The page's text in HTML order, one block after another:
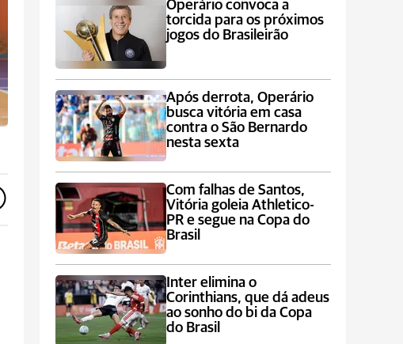
Operário convoca a
torcida para os próximos
jogos do Brasileirão
Após derrota, Operário
busca vitória em casa
contra o São Bernardo
nesta sexta
Com falhas de Santos,
Vitória goleia Athletico-
PR e segue na Copa do
Brasil
Inter elimina o
Corinthians, que dá adeus
ao sonho do bi da Copa
do Brasil